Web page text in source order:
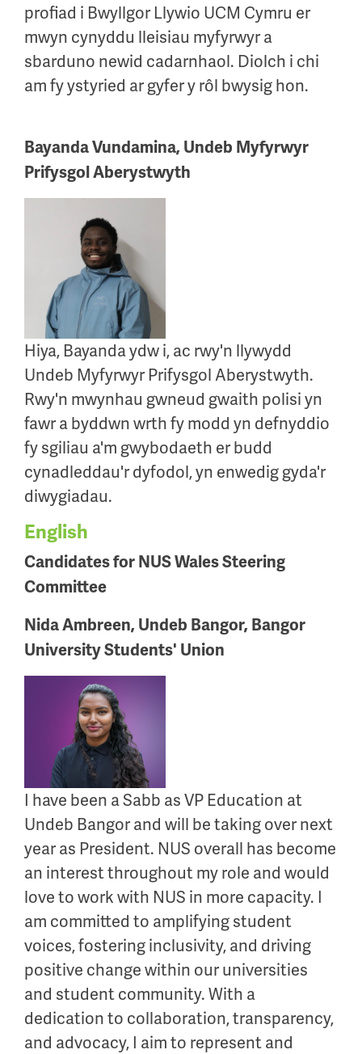
profiad i Bwyllgor Llywio UCM Cymru er
mwyn cynyddu lleisiau myfyrwyr a
sbarduno newid cadarnhaol. Diolch i chi
am fy ystyried ar gyfer y rôl bwysig hon.
Bayanda Vundamina, Undeb Myfyrwyr
Prifysgol Aberystwyth
Hiya, Bayanda ydw i, ac rwy'n llywydd
Undeb Myfyrwyr Prifysgol Aberystwyth.
Rwy'n mwynhau gwneud gwaith polisi yn
fawr a byddwn wrth fy modd yn defnyddio
fy sgiliau a'm gwybodaeth er budd
cynadleddau'r dyfodol, yn enwedig gyda'r
diwygiadau.
English
Candidates for NUS Wales Steering
Committee
Nida Ambreen, Undeb Bangor, Bangor
University Students' Union
I have been a Sabb as VP Education at
Undeb Bangor and will be taking over next
year as President. NUS overall has become
an interest throughout my role and would
love to work with NUS in more capacity. I
am committed to amplifying student
voices, fostering inclusivity, and driving
positive change within our universities
and student community. With a
dedication to collaboration, transparency,
and advocacy, I aim to represent and